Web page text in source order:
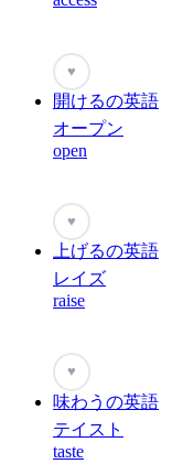
♥
開けるの英語
オープン
open
♥
上げるの英語
レイズ
raise
♥
味わうの英語
テイスト
taste